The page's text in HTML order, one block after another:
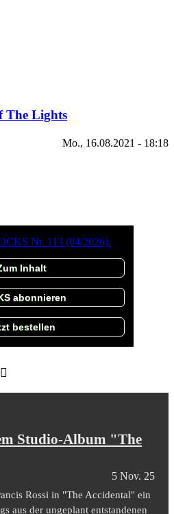
The Lights
Mo., 16.08.2021 - 18:18
Inhalt
abonnieren
bestellen
Studio-Album "The
5 Nov. 25
Rossi in "The Accidental" ein
aus der ungeplant entstandenen